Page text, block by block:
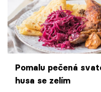
Pomalu pečená
husa se zelím